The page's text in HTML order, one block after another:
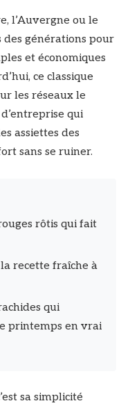
l’Auvergne ou le
générations pour
et économiques
ce classique
les réseaux le
qui
assiettes des
sans se ruiner.
rôtis qui fait
recette fraîche à
qui
printemps en vrai
sa simplicité